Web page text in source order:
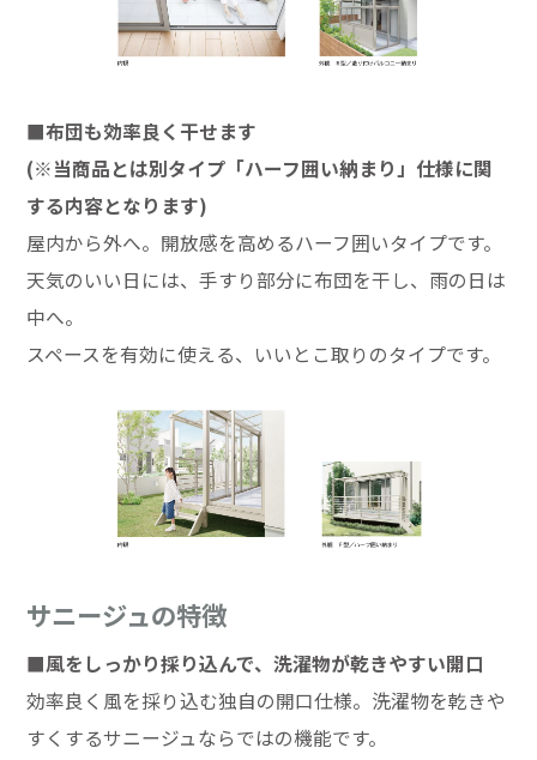
■布団も効率良く干せます
(※当商品とは別タイプ「ハーフ囲い納まり」仕様に関
する内容となります)
屋内から外へ。開放感を高めるハーフ囲いタイプです。
天気のいい日には、手すり部分に布団を干し、雨の日は
中へ。
スペースを有効に使える、いいとこ取りのタイプです。
サニージュの特徴
■風をしっかり採り込んで、洗濯物が乾きやすい開口
効率良く風を採り込む独自の開口仕様。洗濯物を乾きや
すくするサニージュならではの機能です。